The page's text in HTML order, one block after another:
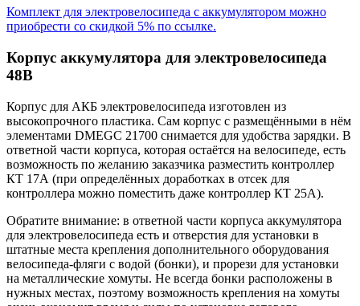
Комплект для электровелосипеда с аккумулятором можно
приобрести со скидкой 5% по ссылке.
Корпус аккумулятора для электровелосипеда
48В
Корпус для АКБ электровелосипеда изготовлен из
высокопрочного пластика. Сам корпус с размещёнными в нём
элементами DMEGC 21700 снимается для удобства зарядки. В
ответной части корпуса, которая остаётся на велосипеде, есть
возможность по желанию заказчика разместить контроллер
КТ 17А (при определённых доработках в отсек для
контроллера можно поместить даже контроллер КТ 25А).
Обратите внимание: в ответной части корпуса аккумулятора
для электровелосипеда есть и отверстия для установки в
штатные места крепления дополнительного оборудования
велосипеда-фляги с водой (бонки), и прорези для установки
на металлические хомуты. Не всегда бонки расположены в
нужных местах, поэтому возможность крепления на хомуты